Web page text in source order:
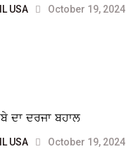
USA October 19, 2024
ਦਾ ਦਰਜਾ ਬਹਾਲ
USA October 19, 2024